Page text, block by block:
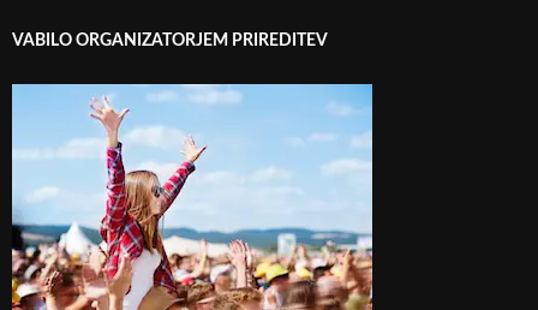
VABILO ORGANIZATORJEM PRIREDITEV